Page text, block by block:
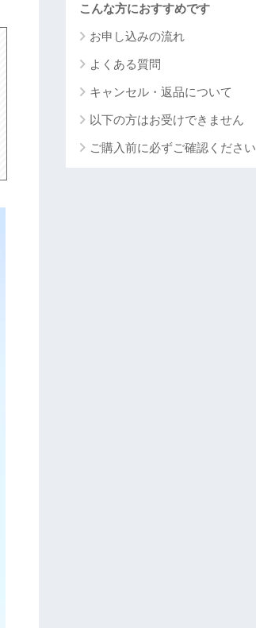
こんな方におすすめです
お申し込みの流れ
よくある質問
キャンセル・返品について
以下の方はお受けできません
ご購入前に必ずご確認ください